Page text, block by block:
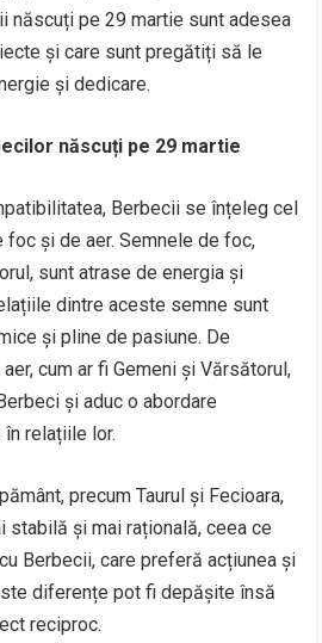
născuți pe 29 martie sunt adesea
și care sunt pregătiți să le
și dedicare.
născuți pe 29 martie
Berbecii se înțeleg cel
foc și de aer. Semnele de foc,
sunt atrase de energia și
dintre aceste semne sunt
și pline de pasiune. De
cum ar fi Gemeni și Vărsătorul,
și aduc o abordare
relațiile lor.
precum Taurul și Fecioara,
stabilă și mai rațională, ceea ce
Berbecii, care preferă acțiunea și
diferențe pot fi depășite însă
reciproc.